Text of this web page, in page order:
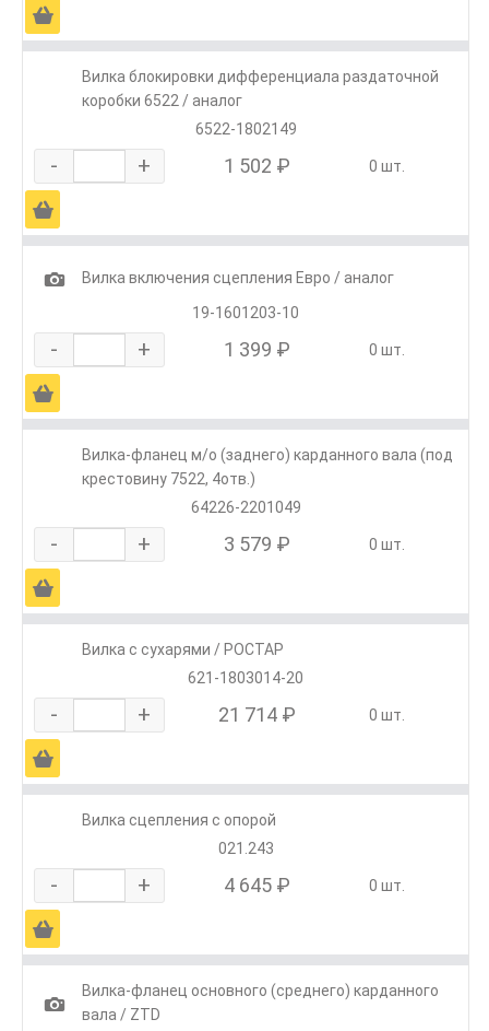
Ä
Вилка блокировки дифференциала раздаточной
коробки 6522 / аналог
6522-1802149
- + 1 502 ₽ 0 шт.
Ä
1
Вилка включения сцепления Евро / аналог
19-1601203-10
- + 1 399 ₽ 0 шт.
Ä
Вилка-фланец м/о (заднего) карданного вала (под
крестовину 7522, 4отв.)
64226-2201049
- + 3 579 ₽ 0 шт.
Ä
Вилка с сухарями / РОСТАР
621-1803014-20
- + 21 714 ₽ 0 шт.
Ä
Вилка сцепления с опорой
021.243
- + 4 645 ₽ 0 шт.
Ä
1
Вилка-фланец основного (среднего) карданного
вала / ZTD